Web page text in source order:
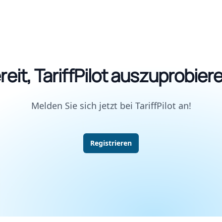
TariffPilot
Melden Sie sich jetzt bei TariffPilot an!
Registrieren